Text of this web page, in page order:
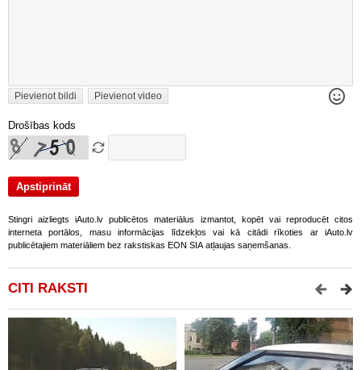
Pievienot bildi Pievienot video
Drošības kods
Stingri aizliegts iAuto.lv publicētos materiālus izmantot, kopēt vai reproducēt citos
interneta portālos, masu informācijas līdzekļos vai kā citādi rīkoties ar iAuto.lv
publicētajiem materiāliem bez rakstiskas EON SIA atļaujas saņemšanas.
CITI RAKSTI